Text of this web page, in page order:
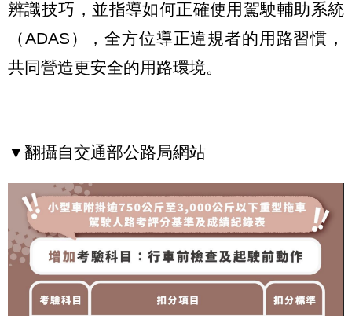
辨識技巧，並指導如何正確使用駕駛輔助系統
（ADAS），全方位導正違規者的用路習慣，
共同營造更安全的用路環境。
▼翻攝自交通部公路局網站